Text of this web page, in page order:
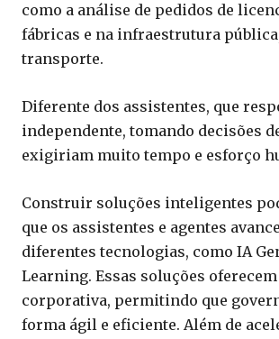
como a análise de pedidos de
fábricas e na infraestrutura
transporte.
Diferente dos assistentes, que
independente, tomando decisões
exigiriam muito tempo e esforço
Construir soluções inteligentes
que os assistentes e agentes
diferentes tecnologias, como IA
Learning. Essas soluções
corporativa, permitindo que
forma ágil e eficiente. Além de